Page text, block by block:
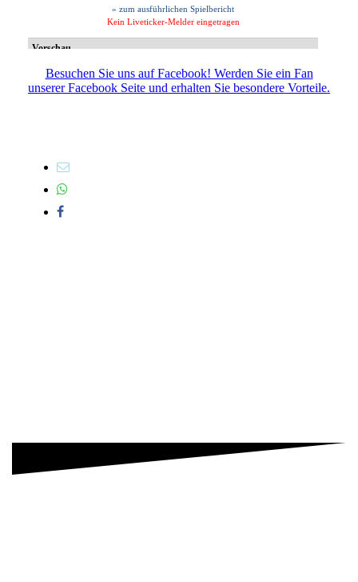
Besuchen Sie uns auf Facebook! Werden Sie ein Fan
unserer Facebook Seite und erhalten Sie besondere Vorteile.